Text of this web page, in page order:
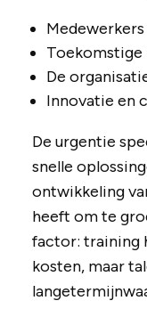
De
Innovatie en
De urgentie
snelle
ontwikkeling
heeft om te
factor: training
kosten, maar